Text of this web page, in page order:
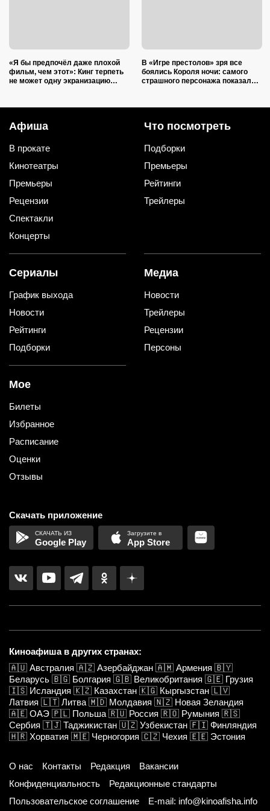
«Я бы предпочёл даже плохой
фильм, чем этот»: Кинг терпеть
не может одну экранизацию
В «Игре престолов» зря все
боялись Короля ночи: самого
страшного персонажа показали
Афиша
В прокате
Кинотеатры
Премьеры
Рецензии
Спектакли
Концерты
Что посмотреть
Подборки
Премьеры
Рейтинги
Трейлеры
Сериалы
График выхода
Новости
Рейтинги
Подборки
Медиа
Новости
Трейлеры
Рецензии
Персоны
Мое
Билеты
Избранное
Расписание
Оценки
Отзывы
Скачать приложение
Google Play App Store
Киноафиша в других странах:
🇦🇺 Австралия 🇦🇿 Азербайджан 🇦🇲 Армения 🇧🇾
Беларусь 🇧🇬 Болгария 🇬🇧 Великобритания 🇬🇪 Грузия
🇮🇸 Исландия 🇰🇿 Казахстан 🇰🇬 Кыргызстан 🇱🇻
Латвия 🇱🇹 Литва 🇲🇩 Молдавия 🇳🇿 Новая Зеландия
🇦🇪 ОАЭ 🇵🇱 Польша 🇷🇺 Россия 🇷🇴 Румыния 🇷🇸
Сербия 🇹🇯 Таджикистан 🇺🇿 Узбекистан 🇫🇮 Финляндия
🇭🇷 Хорватия 🇲🇪 Черногория 🇨🇿 Чехия 🇪🇪 Эстония
О нас Контакты Редакция
Вакансии
Конфиденциальность
Редакционные стандарты
Пользовательское соглашение
E-mail: info@kinoafisha.info